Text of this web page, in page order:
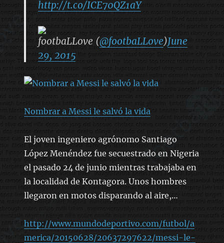
http://t.co/ICE70QZ1aY
footbaLLove (@footbaLLove)June
29, 2015
Nombrar a Messi le salvó la vida
El joven ingeniero agrónomo Santiago
López Menéndez fue secuestrado en Nigeria
el pasado 24 de junio mientras trabajaba en
la localidad de Kontagora. Unos hombres
llegaron en motos disparando al aire,…
http://www.mundodeportivo.com/futbol/a
merica/20150628/20637297622/messi-le-